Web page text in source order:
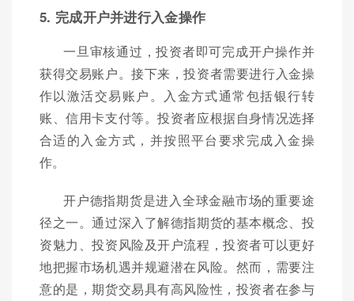
5. 完成开户并进行入金操作
一旦审核通过，投资者即可完成开户操作并
获得交易账户。接下来，投资者需要进行入金操
作以激活交易账户。入金方式通常包括银行转
账、信用卡支付等。投资者应根据自身情况选择
合适的入金方式，并按照平台要求完成入金操
作。
开户德指期货是进入全球金融市场的重要途
径之一。通过深入了解德指期货的基本概念、投
资魅力、投资风险及开户流程，投资者可以更好
地把握市场机遇并规避潜在风险。然而，需要注
意的是，期货交易具有高风险性，投资者在参与